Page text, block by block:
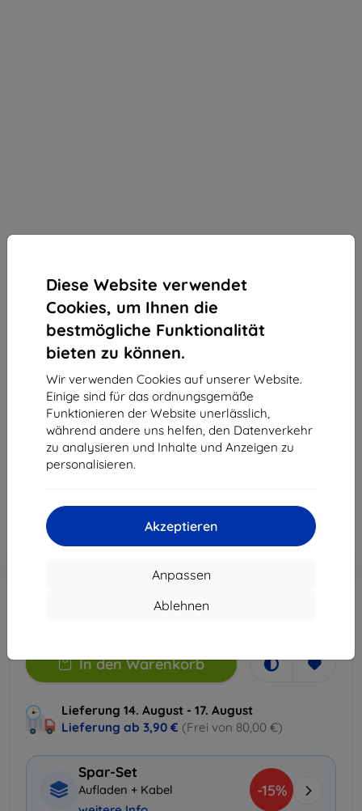
Diese Website verwendet
Cookies, um Ihnen die
bestmögliche Funktionalität
bieten zu können.
Wir verwenden Cookies auf unserer Website.
Einige sind für das ordnungsgemäße
Funktionieren der Website unerlässlich,
während andere uns helfen, den Datenverkehr
zu analysieren und Inhalte und Anzeigen zu
personalisieren.
Akzeptieren
Anpassen
Ablehnen
3mk incharge Align Qi2.,2 25W Ladegerät für
Apple, schwarz
Geeignet für: Uni
31,90 €
ohne MWSt
In den Warenkorb
Lieferung 14. August - 17. August
Lieferung ab 3,90 € (Frei von 80,00 €)
Spar-Set
Aufladen + Kabel
-15%